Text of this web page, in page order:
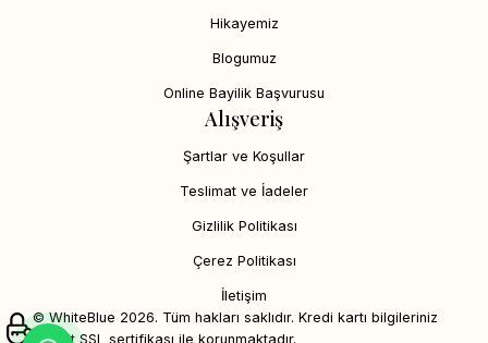
Hikayemiz
Blogumuz
Online Bayilik Başvurusu
Alışveriş
Şartlar ve Koşullar
Teslimat ve İadeler
Gizlilik Politikası
Çerez Politikası
İletişim
© WhiteBlue 2026. Tüm hakları saklıdır. Kredi kartı bilgileriniz
256bit SSL sertifikası ile korunmaktadır.